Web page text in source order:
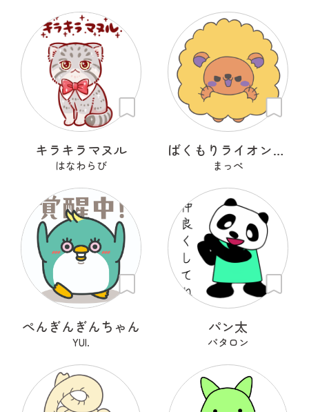
キラキラマヌル
はなわらび
ばくもりライオンさん
まっぺ
ぺんぎんぎんちゃん
YUI.
パン太
パタロン